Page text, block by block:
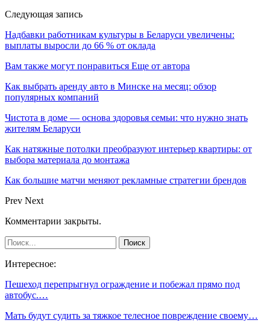
Следующая запись
Надбавки работникам культуры в Беларуси увеличены:
выплаты выросли до 66 % от оклада
Вам также могут понравиться Еще от автора
Как выбрать аренду авто в Минске на месяц: обзор
популярных компаний
Чистота в доме — основа здоровья семьи: что нужно знать
жителям Беларуси
Как натяжные потолки преобразуют интерьер квартиры: от
выбора материала до монтажа
Как большие матчи меняют рекламные стратегии брендов
Prev Next
Комментарии закрыты.
Интересное:
Пешеход перепрыгнул ограждение и побежал прямо под
автобус.…
Мать будут судить за тяжкое телесное повреждение своему…